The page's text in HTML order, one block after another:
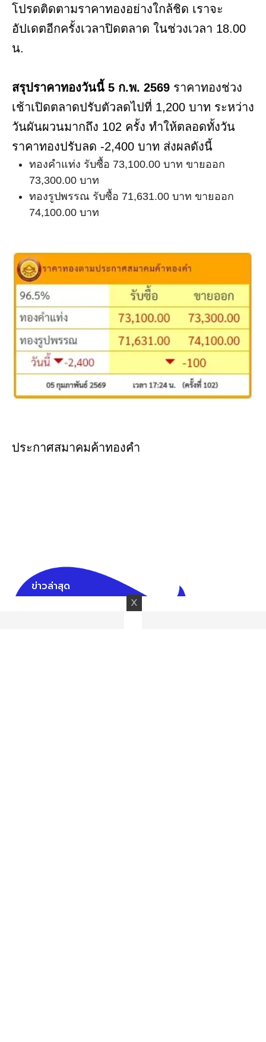
โปรดติดตามราคาทองอย่างใกล้ชิด เราจะ
อัปเดตอีกครั้งเวลาปิดตลาด ในช่วงเวลา 18.00
น.
สรุปราคาทองวันนี้ 5 ก.พ. 2569 ราคาทองช่วง
เช้าเปิดตลาดปรับตัวลดไปที่ 1,200 บาท ระหว่าง
วันผันผวนมากถึง 102 ครั้ง ทำให้ตลอดทั้งวัน
ราคาทองปรับลด -2,400 บาท ส่งผลดังนี้
ทองคำแท่ง รับซื้อ 73,100.00 บาท ขายออก
73,300.00 บาท
ทองรูปพรรณ รับซื้อ 71,631.00 บาท ขายออก
74,100.00 บาท
ประกาศสมาคมค้าทองคำ
ข่าวล่าสุด